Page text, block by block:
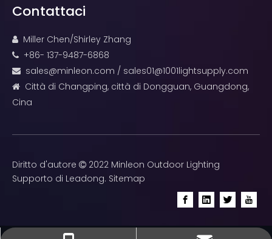
Contattaci
 Miller Chen/Shirley Zhang
 +86- 137-9487-6868
 sales@minleon.com / sales01@1001lightsupply.com

Città di Changping, città di Dongguan, Guangdong,
Cina
Diritto d'autore  2022 Minleon Outdoor Lighting
Supporto di Leadong. Sitemap